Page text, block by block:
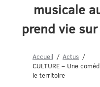
musicale
prend vie
Accueil
Actus
CULTURE – Une
le territoire